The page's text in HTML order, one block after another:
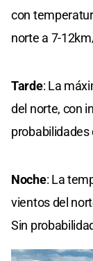
con
norte a 7-
Tarde: La
del norte, con
probabilidades
Noche: La
vientos del
Sin